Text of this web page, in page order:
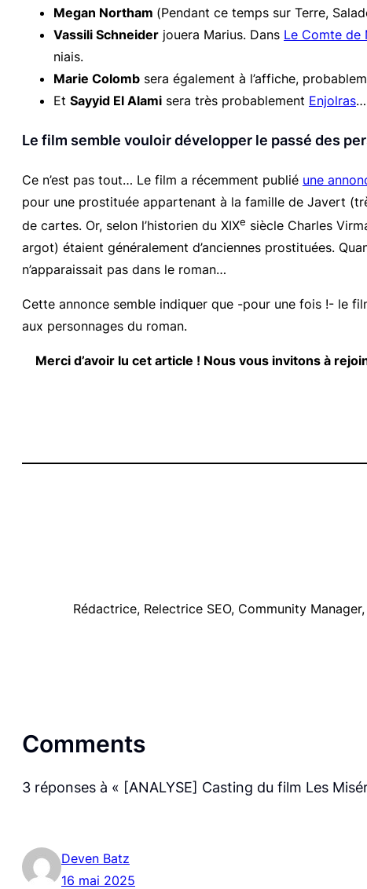
Megan Northam (Pendant ce temps sur Terre,
Vassili Schneider jouera Marius. Dans Le Comte de
niais.
Marie Colomb sera également à l’affiche,
Et Sayyid El Alami sera très probablement Enjolras…
Le film semble vouloir développer le passé des
Ce n’est pas tout… Le film a récemment publié une
pour une prostituée appartenant à la famille de Javert
de cartes. Or, selon l’historien du XIXe siècle Charles
argot) étaient généralement d’anciennes prostituées.
n’apparaissait pas dans le roman…
Cette annonce semble indiquer que -pour une fois !- le
aux personnages du roman.
Merci d’avoir lu cet article ! Nous vous invitons à
Rédactrice, Relectrice SEO, Community
Comments
3 réponses à « [ANALYSE] Casting du film Les
Deven Batz
16 mai 2025